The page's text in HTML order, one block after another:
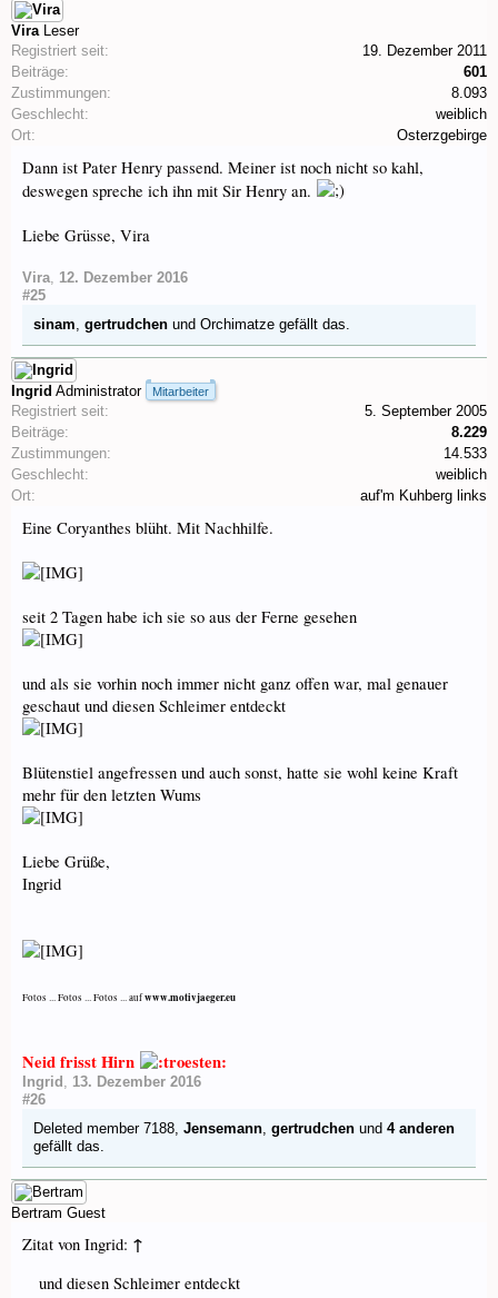
Vira Leser
Registriert seit:
19. Dezember 2011
Beiträge:
601
Zustimmungen:
8.093
Geschlecht:
weiblich
Ort:
Osterzgebirge
Dann ist Pater Henry passend. Meiner ist noch nicht so kahl,
deswegen spreche ich ihn mit Sir Henry an.
Liebe Grüsse, Vira
Vira, 12. Dezember 2016
#25
sinam, gertrudchen und Orchimatze gefällt das.
Ingrid Administrator Mitarbeiter
Registriert seit:
5. September 2005
Beiträge:
8.229
Zustimmungen:
14.533
Geschlecht:
weiblich
Ort:
auf'm Kuhberg links
Eine Coryanthes blüht. Mit Nachhilfe.
seit 2 Tagen habe ich sie so aus der Ferne gesehen
und als sie vorhin noch immer nicht ganz offen war, mal genauer
geschaut und diesen Schleimer entdeckt
Blütenstiel angefressen und auch sonst, hatte sie wohl keine Kraft
mehr für den letzten Wums
Liebe Grüße,
Ingrid
Fotos ... Fotos ... Fotos ... aufwww.motivjaeger.eu
Neid frisst Hirn
Ingrid , 13. Dezember 2016
#26
Deleted member 7188, Jensemann, gertrudchen und 4 anderen
gefällt das.
Bertram Guest
Zitat von Ingrid: ↑
und diesen Schleimer entdeckt